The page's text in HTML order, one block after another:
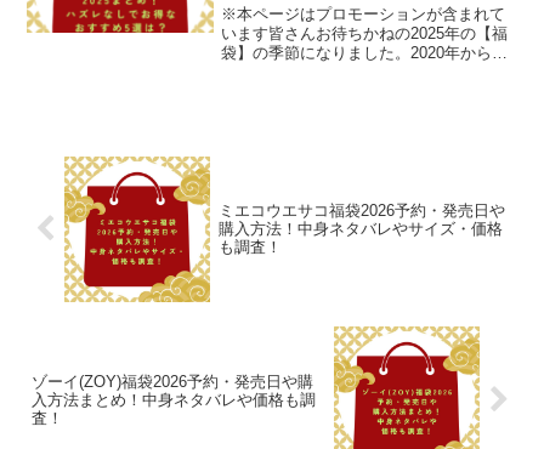
※本ページはプロモーションが含まれて
います皆さんお待ちかねの2025年の【福
袋】の季節になりました。2020年から続
ミエコウエサコ福袋2026予約・発売日や
購入方法！中身ネタバレやサイズ・価格
も調査！
ゾーイ(ZOY)福袋2026予約・発売日や購
入方法まとめ！中身ネタバレや価格も調
査！